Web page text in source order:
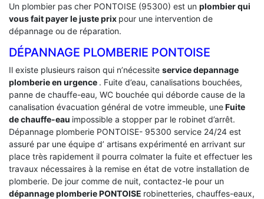
Un plombier pas cher PONTOISE (95300) est un plombier qui
vous fait payer le juste prix pour une intervention de
dépannage ou de réparation.
DÉPANNAGE PLOMBERIE PONTOISE
Il existe plusieurs raison qui n’nécessite service depannage
plomberie en urgence . Fuite d’eau, canalisations bouchées,
panne de chauffe-eau, WC bouchée qui déborde cause de la
canalisation évacuation général de votre immeuble, uneFuite
de chauffe-eau impossible a stopper par le robinet d’arrêt.
Dépannage plomberie PONTOISE- 95300 service 24/24 est
assuré par une équipe d’ artisans expérimenté en arrivant sur
place très rapidement il pourra colmater la fuite et effectuer les
travaux nécessaires à la remise en état de votre installation de
plomberie. De jour comme de nuit, contactez-le pour un
dépannage plomberie PONTOISE robinetteries, chauffes-eaux,